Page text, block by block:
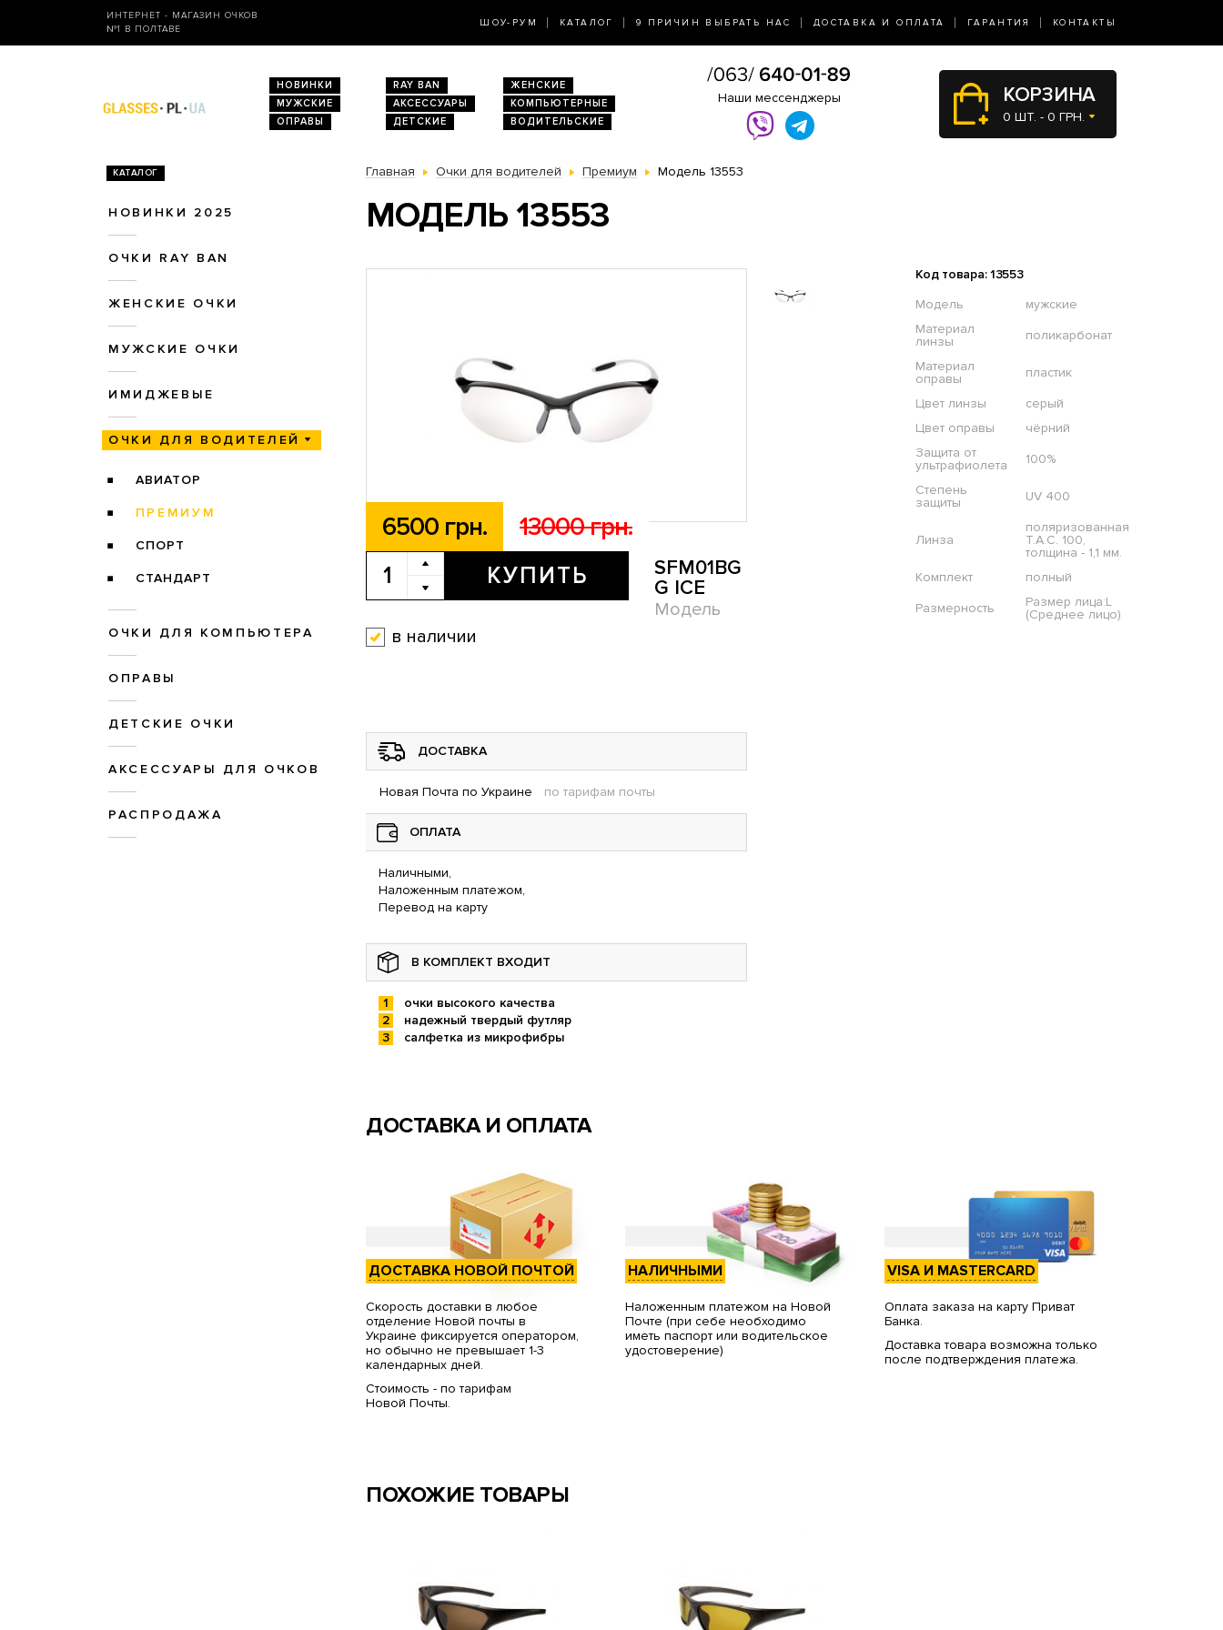
ИНТЕРНЕТ - МАГАЗИН ОЧКОВ
№1 В ПОЛТАВЕ
ШОУ-РУМ КАТАЛОГ 9 ПРИЧИН ВЫБРАТЬ НАС ДОСТАВКА И ОПЛАТА ГАРАНТИЯ КОНТАКТЫ
НОВИНКИ RAY BAN
ЖЕНСКИЕ
МУЖСКИЕ
АКСЕССУАРЫ
КОМПЬЮТЕРНЫЕ
ОПРАВЫ
ДЕТСКИЕ ВОДИТЕЛЬСКИЕ
Наши мессенджеры КОРЗИНА
0 ШТ. - 0 ГРН.
КАТАЛОГ
НОВИНКИ 2025
ОЧКИ RAY BAN
ЖЕНСКИЕ ОЧКИ
МУЖСКИЕ ОЧКИ
ИМИДЖЕВЫЕ
ОЧКИ ДЛЯ ВОДИТЕЛЕЙ
АВИАТОР
ПРЕМИУМ
СПОРТ
СТАНДАРТ
ОЧКИ ДЛЯ КОМПЬЮТЕРА
ОПРАВЫ
ДЕТСКИЕ ОЧКИ
АКСЕССУАРЫ ДЛЯ ОЧКОВ
РАСПРОДАЖА
Главная Очки для водителей Премиум Модель 13553
МОДЕЛЬ 13553
6500 грн. 13000 грн.
КУПИТЬ
SFM01BG
G ICE
Модель
в наличии
Код товара: 13553
Модель
мужские
Материал
линзы
поликарбонат
Материал
оправы
пластик
Цвет линзы
серый
Цвет оправы
чёрний
Защита от
ультрафиолета
100%
Степень
защиты
UV 400
Линза
поляризованная
T.A.C. 100,
толщина - 1,1 мм.
Комплект
полный
Размерность
Размер лица:L
(Среднее лицо)
ДОСТАВКА
Новая Почта по Украине по тарифам почты
ОПЛАТА
Наличными,
Наложенным платежом,
Перевод на карту
В КОМПЛЕКТ ВХОДИТ
очки высокого качества
надежный твердый футляр
салфетка из микрофибры
ДОСТАВКА И ОПЛАТА
ДОСТАВКА НОВОЙ ПОЧТОЙ
Скорость доставки в любое
отделение Новой почты в
Украине фиксируется оператором,
но обычно не превышает 1-3
календарных дней.
Стоимость - по тарифам
Новой Почты.
НАЛИЧНЫМИ
Наложенным платежом на Новой
Почте (при себе необходимо
иметь паспорт или водительское
удостоверение)
VISA И MASTERCARD
Оплата заказа на карту Приват
Банка.
Доставка товара возможна только
после подтверждения платежа.
ПОХОЖИЕ ТОВАРЫ